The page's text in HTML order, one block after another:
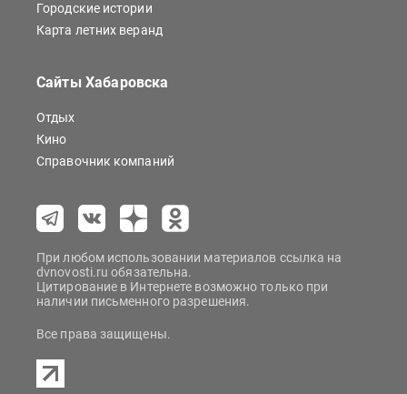
Городские истории
Карта летних веранд
Сайты Хабаровска
Отдых
Кино
Справочник компаний
При любом использовании материалов ссылка на
dvnovosti.ru обязательна.
Цитирование в Интернете возможно только при
наличии письменного разрешения.
Все права защищены.